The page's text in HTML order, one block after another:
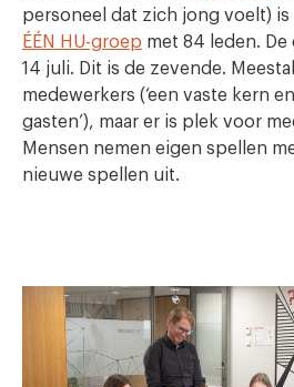
personeel dat zich jong voelt)
ÉÉN HU-groep met 84 leden.
14 juli. Dit is de zevende.
medewerkers (‘een vaste kern
gasten’), maar er is plek voor
Mensen nemen eigen spellen
nieuwe spellen uit.